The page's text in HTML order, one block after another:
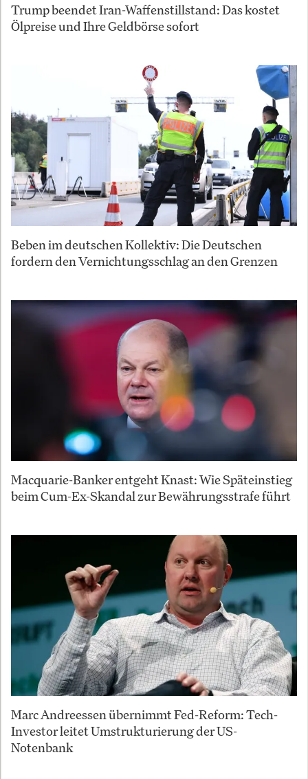
Trump beendet Iran-Waffenstillstand: Das kostet
Ölpreise und Ihre Geldbörse sofort
Beben im deutschen Kollektiv: Die Deutschen
fordern den Vernichtungsschlag an den Grenzen
Macquarie-Banker entgeht Knast: Wie Späteinstieg
beim Cum-Ex-Skandal zur Bewährungsstrafe führt
Marc Andreessen übernimmt Fed-Reform: Tech-
Investor leitet Umstrukturierung der US-
Notenbank